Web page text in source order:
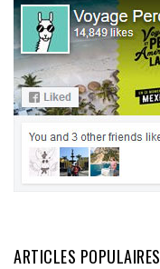
ARTICLES POPULAIRES